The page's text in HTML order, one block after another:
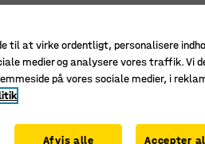
Art. nr.:
Til
til at virke ordentligt, personalisere
medier og analysere vores traffik. Vi
på vores sociale medier, i
Afvis alle Accepter